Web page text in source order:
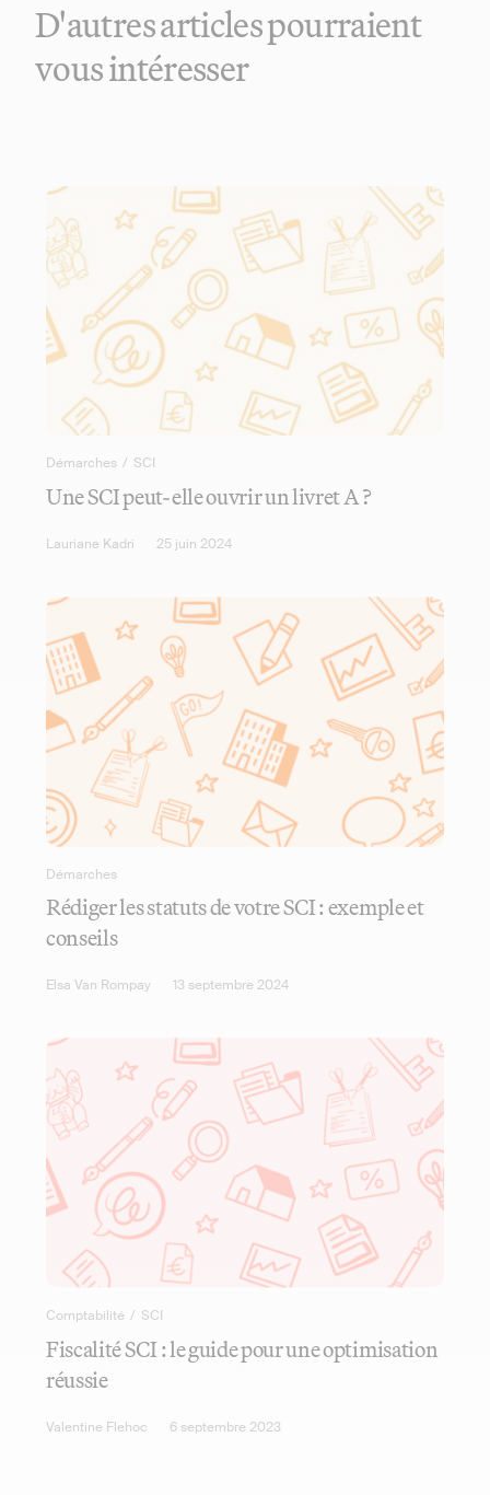
D'autres articles pourraient
vous intéresser
Démarches / SCI
Une SCI peut-elle ouvrir un livret A ?
Lauriane Kadri 25 juin 2024
Démarches
Rédiger les statuts de votre SCI : exemple et
conseils
Elsa Van Rompay 13 septembre 2024
Comptabilité / SCI
Fiscalité SCI : le guide pour une optimisation
réussie
Valentine Flehoc 6 septembre 2023